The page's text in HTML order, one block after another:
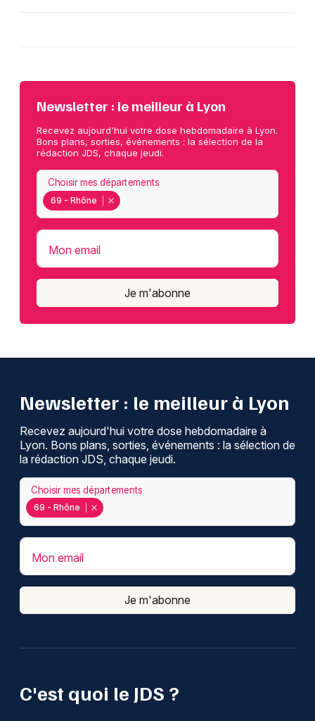
Newsletter : le meilleur à Lyon
Recevez aujourd'hui votre dose hebdomadaire à Lyon.
Bons plans, sorties, événements : la sélection de la
rédaction JDS, chaque jeudi.
69 - Rhône
Choisir mes départements
Mon email
Je m'abonne
C'est quoi le JDS ?
Newsletter : le meilleur à Lyon
Recevez aujourd'hui votre dose hebdomadaire à
Lyon. Bons plans, sorties, événements : la sélection de
la rédaction JDS, chaque jeudi.
69 - Rhône
Choisir mes départements
Mon email
Je m'abonne